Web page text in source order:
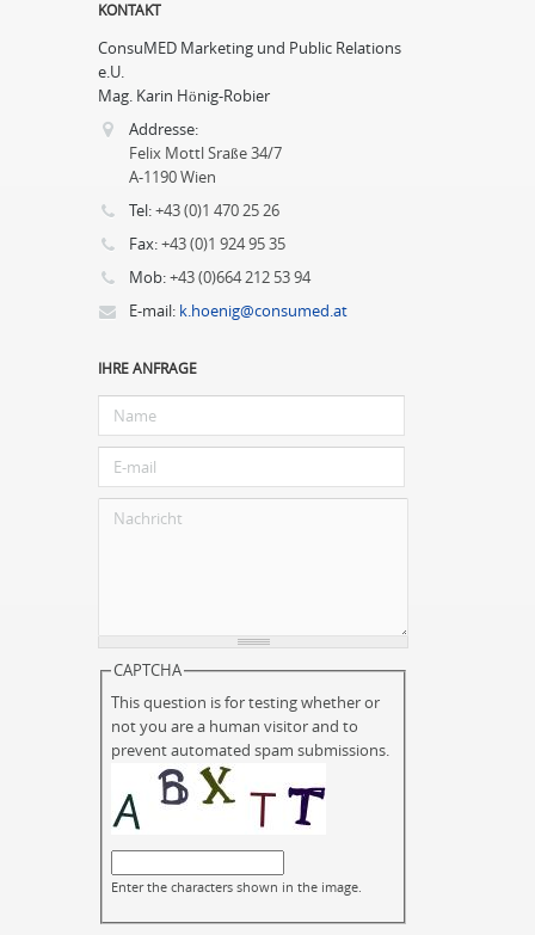
KONTAKT
ConsuMED Marketing und Public Relations
e.U.
Mag. Karin Hönig-Robier
Addresse:
Felix Mottl Sraße 34/7
A-1190 Wien
Tel:+43 (0)1 470 25 26
Fax:+43 (0)1 924 95 35
Mob:+43 (0)664 212 53 94
E-mail: k.hoenig@consumed.at
IHRE ANFRAGE
CAPTCHA
This question is for testing whether or
not you are a human visitor and to
prevent automated spam submissions.
Enter the characters shown in the image.